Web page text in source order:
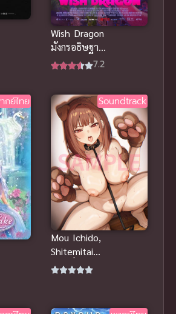
Wish Dragon
มังกรอธิษฐาน
พากย์ไทย 7.2
กย์ไทย Soundtrack
Mou Ichido,
Shitemitai
ตอนที่ 1 ซับ
tits (นมใหญ่)